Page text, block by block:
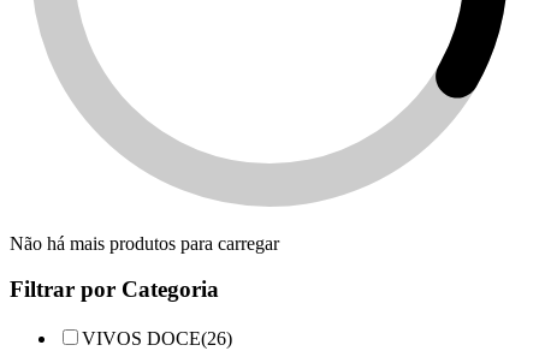
Não há mais produtos para carregar
Filtrar por Categoria
VIVOS DOCE(26)